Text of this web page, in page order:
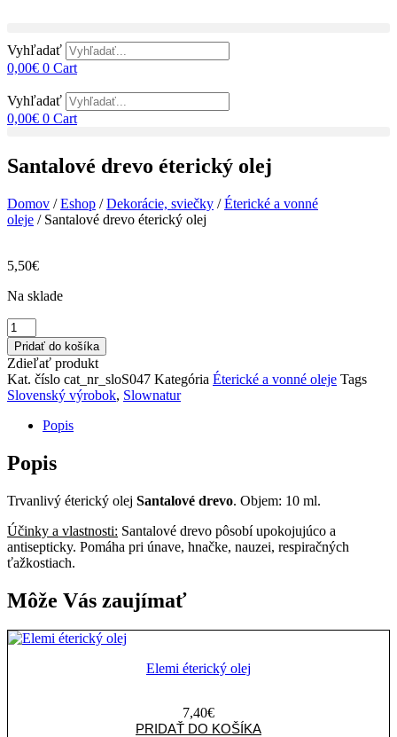
obsah
Vyhľadať
0,00€ 0 Cart
Vyhľadať
0,00€ 0 Cart
Santalové drevo éterický olej
Domov /Eshop /Dekorácie, sviečky /Éterické a vonné
oleje / Santalové drevo éterický olej
5,50€
Na sklade
množstvo
Santalové
drevo
éterický
olej
Pridať do košíka
Zdieľať produkt
Kat. číslo cat_nr_sloS047 Kategória Éterické a vonné oleje Tags
Slovenský výrobok, Slownatur
Popis
Popis
Trvanlivý éterický olej Santalové drevo. Objem: 10 ml.
Účinky a vlastnosti: Santalové drevo pôsobí upokojujúco a
antisepticky. Pomáha pri únave, hnačke, nauzei, respiračných
ťažkostiach.
Môže Vás zaujímať
Elemi éterický olej
7,40€
množstvo
PRIDAŤ DO KOŠÍKA